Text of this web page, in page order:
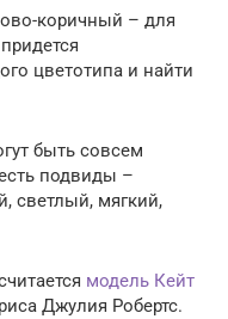
коричный – для
цветотипа и найти
быть совсем
подвиды –
светлый, мягкий,
модель Кейт
Джулия Робертс.